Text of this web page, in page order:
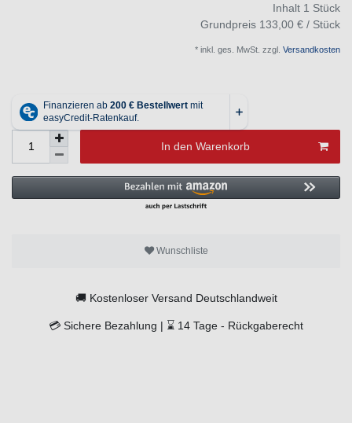
Inhalt 1 Stück
Grundpreis 133,00 € / Stück
* inkl. ges. MwSt. zzgl. Versandkosten
In den Warenkorb
Wunschliste
🚚 Kostenloser Versand Deutschlandweit
💳 Sichere Bezahlung | ⌛ 14 Tage - Rückgaberecht